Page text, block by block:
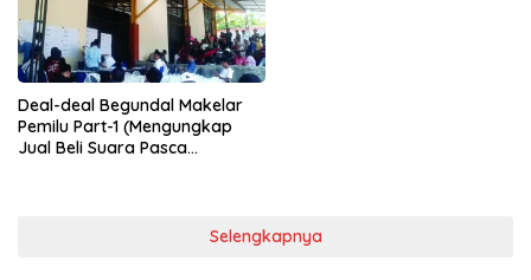
Deal-deal Begundal Makelar
Pemilu Part-1 (Mengungkap
Jual Beli Suara Pasca
Selengkapnya